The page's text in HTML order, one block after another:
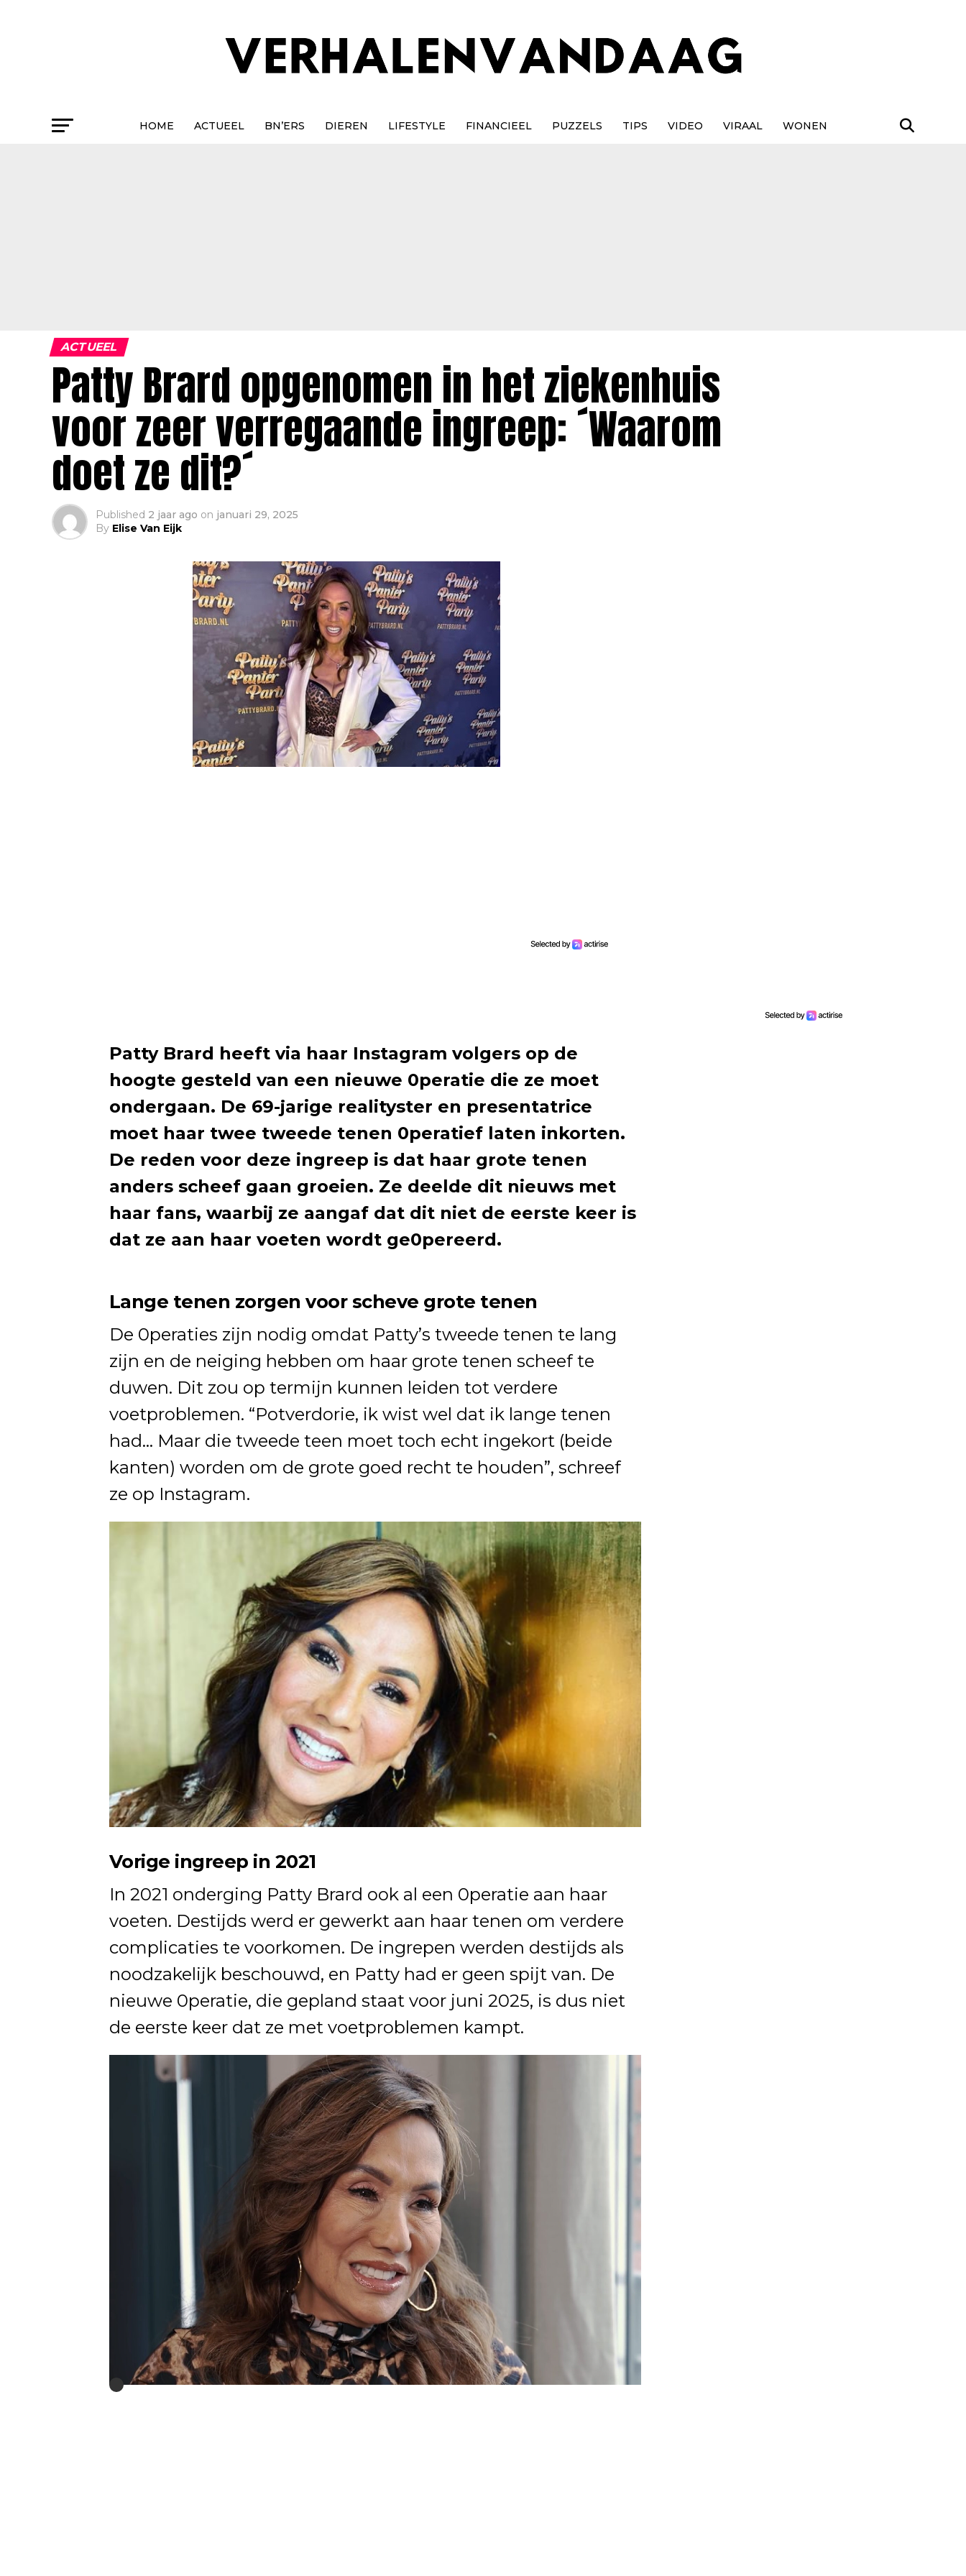
HOME ACTUEEL BN’ERS DIEREN LIFESTYLE FINANCIEEL PUZZELS TIPS VIDEO VIRAAL WONEN
ACTUEEL
Patty Brard opgenomen in het ziekenhuis
voor zeer verregaande ingreep: ´Waarom
doet ze dit?´
Published 2 jaar ago on januari 29, 2025
By Elise Van Eijk
Patty Brard heeft via haar Instagram volgers op de
hoogte gesteld van een nieuwe 0peratie die ze moet
ondergaan. De 69-jarige realityster en presentatrice
moet haar twee tweede tenen 0peratief laten inkorten.
De reden voor deze ingreep is dat haar grote tenen
anders scheef gaan groeien. Ze deelde dit nieuws met
haar fans, waarbij ze aangaf dat dit niet de eerste keer is
dat ze aan haar voeten wordt ge0pereerd.
Lange tenen zorgen voor scheve grote tenen
De 0peraties zijn nodig omdat Patty’s tweede tenen te lang
zijn en de neiging hebben om haar grote tenen scheef te
duwen. Dit zou op termijn kunnen leiden tot verdere
voetproblemen. “Potverdorie, ik wist wel dat ik lange tenen
had… Maar die tweede teen moet toch echt ingekort (beide
kanten) worden om de grote goed recht te houden”, schreef
ze op Instagram.
Vorige ingreep in 2021
In 2021 onderging Patty Brard ook al een 0peratie aan haar
voeten. Destijds werd er gewerkt aan haar tenen om verdere
complicaties te voorkomen. De ingrepen werden destijds als
noodzakelijk beschouwd, en Patty had er geen spijt van. De
nieuwe 0peratie, die gepland staat voor juni 2025, is dus niet
de eerste keer dat ze met voetproblemen kampt.